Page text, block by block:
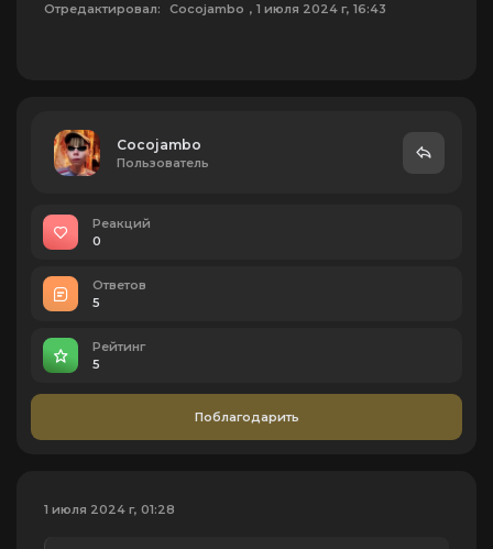
Отредактировал: Cocojambo , 1 июля 2024 г, 16:43
Cocojambo
Пользователь
Реакций
0
Ответов
5
Рейтинг
5
Поблагодарить
1 июля 2024 г, 01:28